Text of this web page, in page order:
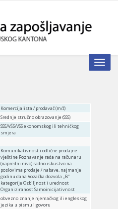
Toggle
Komercijalista / prodavač (m/ž)
Srednje stručno obrazovanje (SSS)
SSS/VŠS/VSS ekonomskog ili tehničkog
smjera
Komunikativnost i odlične prodajne
vještine Poznavanje rada na računaru
(napredni nivo) radno iskustvo na
poslovima prodaje / nabave, najmanje
godinu dana Vozačka dozvola „B“
kategorije Ozbiljnost i urednost
Organiziranost Samoinicijativnost
obvezno znanje njemačkog ili engleskog
jezika u pismu i govoru